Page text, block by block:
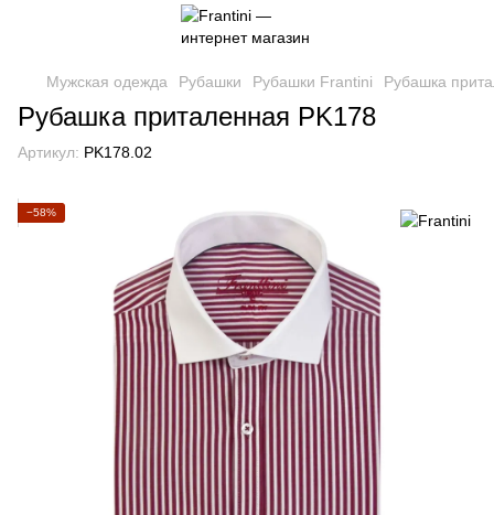
Мужская одежда Рубашки Рубашки Frantini Рубашка
Рубашка приталенная PK178
Артикул: PK178.02
−58%